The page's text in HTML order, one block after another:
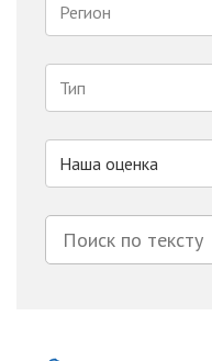
Регион
Тип
Наша оценка